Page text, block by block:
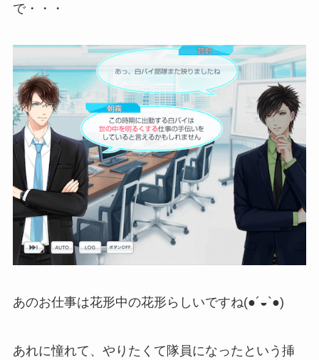
で・・・
あのお仕事は花形中の花形らしいですね(●´◒`●)
あれに憧れて、やりたくて隊員になったという挿